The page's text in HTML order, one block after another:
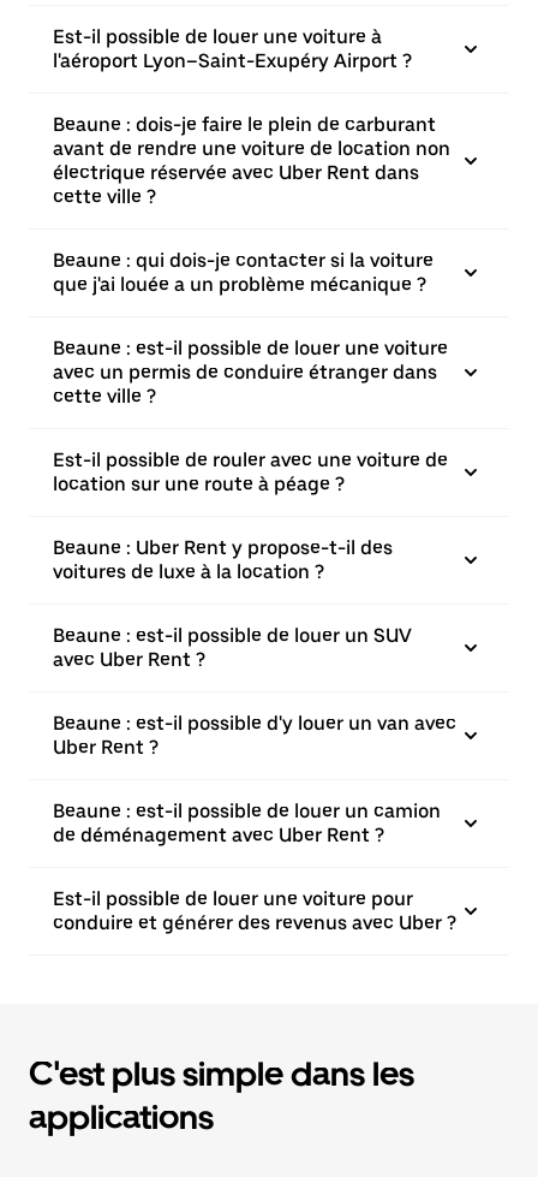
Est-il possible de louer une voiture à
l'aéroport Lyon–Saint-Exupéry Airport ?
Beaune : dois-je faire le plein de carburant
avant de rendre une voiture de location non
électrique réservée avec Uber Rent dans
cette ville ?
Beaune : qui dois-je contacter si la voiture
que j'ai louée a un problème mécanique ?
Beaune : est-il possible de louer une voiture
avec un permis de conduire étranger dans
cette ville ?
Est-il possible de rouler avec une voiture de
location sur une route à péage ?
Beaune : Uber Rent y propose-t-il des
voitures de luxe à la location ?
Beaune : est-il possible de louer un SUV
avec Uber Rent ?
Beaune : est-il possible d'y louer un van avec
Uber Rent ?
Beaune : est-il possible de louer un camion
de déménagement avec Uber Rent ?
Est-il possible de louer une voiture pour
conduire et générer des revenus avec Uber ?
C'est plus simple dans les
applications